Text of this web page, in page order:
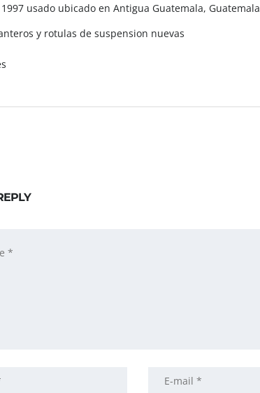
1997 usado ubicado en Antigua Guatemala, Guatemala
y rotulas de suspension nuevas